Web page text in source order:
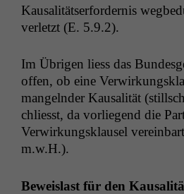
Kausal­ität­ser­forder­nis
ver­let­zt (E. 5.9.2).
Im Übri­gen liess das
offen, ob eine
man­gel­nder Kausal­ität
chliesst, da vor­liegend die
Ver­wirkungsklausel
m.w.H.).
Beweis­last für den